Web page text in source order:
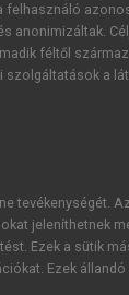
szintű
koordinált. A
legyen.
(Gretzel et
hogy a
a
felhasználó
anonimizáltak.
féltől
a
tevékenységét.
jeleníthetnek
Ezek a sütik
Ezek